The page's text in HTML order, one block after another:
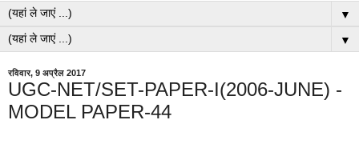
▼
▼
रविवार, 9 अप्रैल 2017
UGC-NET/SET-PAPER-I(2006-JUNE) -
MODEL PAPER-44